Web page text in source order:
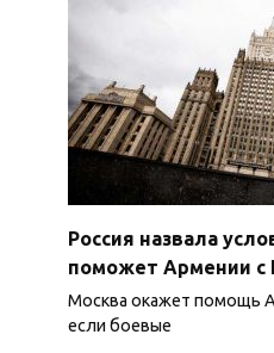
Россия назвала
поможет Армении с
Москва окажет помощь
если боевые